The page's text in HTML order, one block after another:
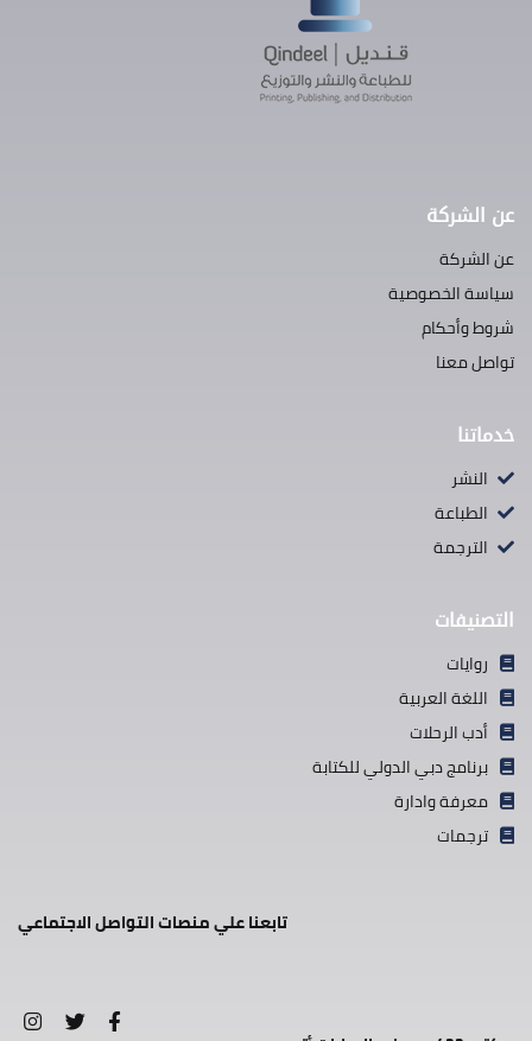
عن الشركة
عن الشركة
سياسة الخصوصية
شروط وأحكام
تواصل معنا
خدماتنا
النشر
الطباعة
الترجمة
التصنيفات
روايات
اللغة العربية
أدب الرحلات
برنامج دبي الدولي للكتابة
معرفة وادارة
ترجمات
تابعنا علي منصات التواصل الاجتماعي